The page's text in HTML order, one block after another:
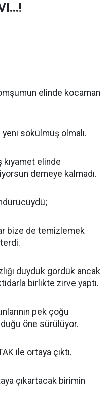
elinde kocaman
sökülmüş olmalı.
kıyamet elinde
demeye kalmadı.
bize de temizlemek
duyduk gördük ancak
birlikte zirve yaptı.
pek çoğu
öne sürülüyor.
ile ortaya çıktı.
çıkartacak birimin